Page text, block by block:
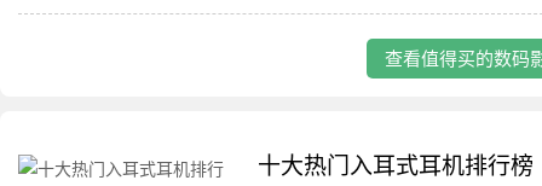
查看值得买的数码
十大热门入耳式耳机排行